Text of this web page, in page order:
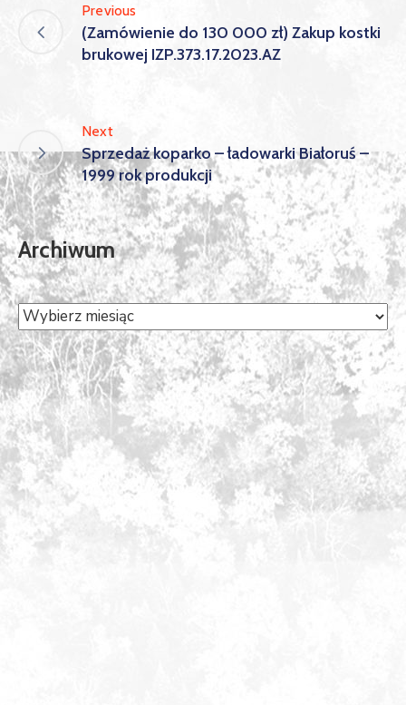
Previous
(Zamówienie do 130 000 zł) Zakup kostki
brukowej IZP.373.17.2023.AZ
Next
Sprzedaż koparko – ładowarki Białoruś –
1999 rok produkcji
Archiwum